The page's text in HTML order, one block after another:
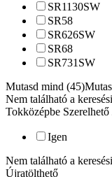
SR1130SW
SR58
SR626SW
SR68
SR731SW
Mutasd mind (45)
Nem található a
Tokközépbe
Igen
Nem található a
Újratölthető